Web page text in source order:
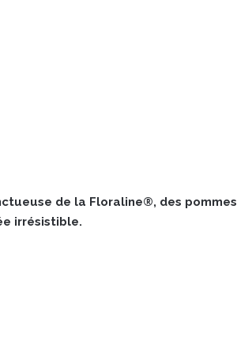
de la Floraline®, des pommes
irrésistible.